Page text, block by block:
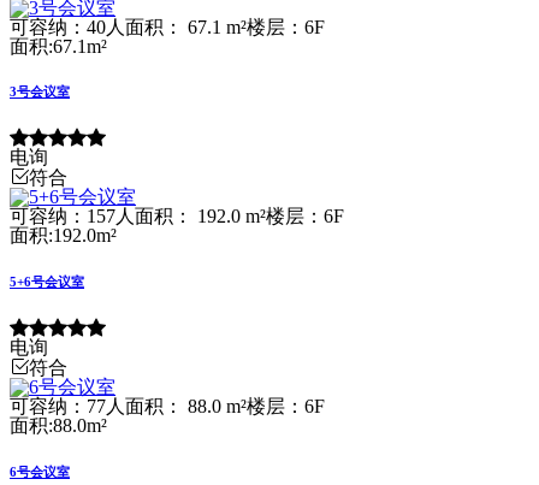
可容纳：40人 面积： 67.1 m²楼层：6F
面积:67.1m²
3号会议室
电询
符合
可容纳：157人面积： 192.0 m²楼层：6F
面积:192.0m²
5+6号会议室
电询
符合
可容纳：77人 面积： 88.0 m²楼层：6F
面积:88.0m²
6号会议室